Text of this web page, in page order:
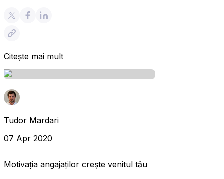
Citește mai mult
Tudor Mardari
07 Apr 2020
Motivația angajaților crește venitul tău